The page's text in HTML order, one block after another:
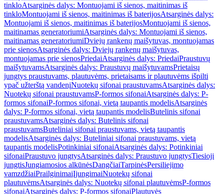
tinkloAtsarginės dalys: Montuojami iš sienos, maitinimas iš
tinkloMontuojami iš sienos, maitinimas iš baterijosAtsarginės dalys:
Montuojami iš sienos, maitinimas iš baterijosMontuojami iš sienos,
maitinamas generatoriumiAtsarginės dalys: Montuojami iš sienos,
maitinamas generatoriumiDviejų rankenų maišytuvas, montuojamas
prie sienosAtsarginės dalys: Dviejų rankenų maišytuvas,
montuojamas prie sienosPriedaiAtsarginės dalys: PriedaiPraustuvų
maišytuvamsAtsarginės dalys: Praustuvų maišytuvamsPrietaisų
jungtys praustuvams, plautuvėms, prietaisams ir plautuvėms išpilti
ypač užterštą vandenįNuotekų sifonai praustuvamsAtsarginės dalys:
Nuotekų sifonai praustuvamsP-formos sifonaiAtsarginės dalys: P-
formos sifonaiP-formos sifonai, vietą taupantis modelisAtsarginės
dalys: P-formos sifonai, vietą taupantis modelisButelinis sifonai
praustuvamsAtsarginės dalys: Butelinis sifonai
praustuvamsButeliniai sifonai praustuvams, vietą taupantis
modelisAtsarginės dalys: Buteliniai sifonai praustuvams, vietą
taupantis modelisPotinkiniai sifonaiAtsarginės dalys: Potinkiniai
sifonaiPraustuvo jungtysAtsarginės dalys: Praustuvo jungtysTiesioji
jungtisJungiamosios alkūnėsDangčiaiTarpinėsPersiliejimo
vamzdžiaiPrailginimaiĮjungimaiNuotekų sifonai
plautuvėmsAtsarginės dalys: Nuotekų sifonai plautuvėmsP-formos
sifonaiAtsarginės dalys: P-formos sifonaiPlautuvės